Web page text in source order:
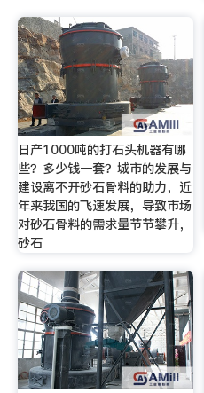
日产1000吨的打石头机器有哪
些？多少钱一套？城市的发展与
建设离不开砂石骨料的助力，近
年来我国的飞速发展，导致市场
对砂石骨料的需求量节节攀升，
砂石